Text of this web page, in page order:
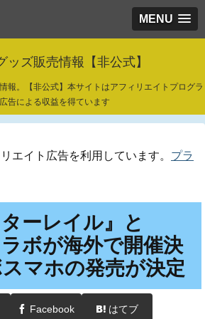
MENU
ッズ販売情報【非公式】
報。【非公式】本サイトはアフィリエイトプログラ
告による収益を得ています
エイト広告を利用しています。 プラ
ターレイル』と
ボが海外で開催決
マホの発売が決定
Facebook はてブ